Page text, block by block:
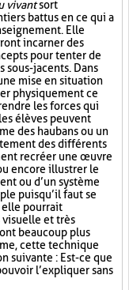
vivantsort
battus en ce qui a
Elle
incarner des
pour tenter de
sous-jacents. Dans
mise en situation
physiquement ce
les forces qui
élèves peuvent
des haubans ou un
des différents
recréer une œuvre
encore illustrer le
ou d’un système
puisqu’il faut se
elle pourrait
et très
beaucoup plus
cette technique
suivante : Est-ce que
l’expliquer sans